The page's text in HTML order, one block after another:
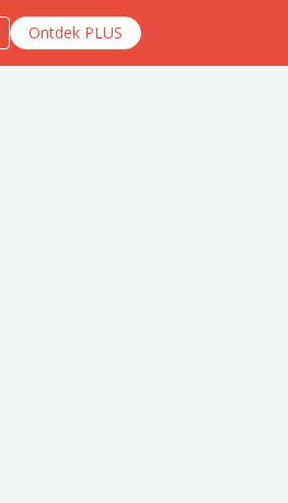
Ontdek PLUS